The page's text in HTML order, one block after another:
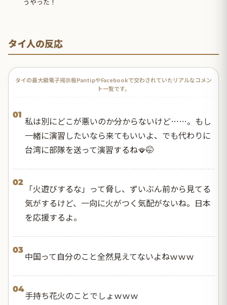
タイ人の反応
タイの最大級電子掲示板PantipやFacebookで交わされていたリアルなコメン
ト一覧です。
01
私は別にどこが悪いのか分からないけど……。もし
一緒に演習したいなら来てもいいよ、でも代わりに
台湾に部隊を送って演習するね🪭🤭
02
「火遊びするな」って脅し、ずいぶん前から見てる
気がするけど、一向に火がつく気配がないね。日本
を応援するよ。
03
中国って自分のこと全然見えてないよねｗｗｗ
04
手持ち花火のことでしょｗｗｗ